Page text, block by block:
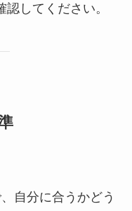
してください。
自分に合うかどう